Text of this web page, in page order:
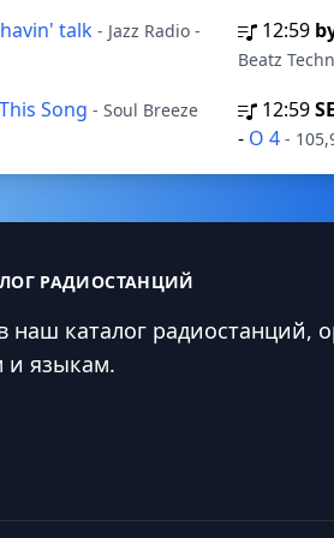
talk - Jazz Radio -
12:59
Beatz
This Song - Soul Breeze
12:59
- O 4 -
РАДИОСТАНЦИЙ
наш каталог радиостанций,
и языкам.